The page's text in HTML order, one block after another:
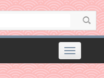
Toggle
navigation